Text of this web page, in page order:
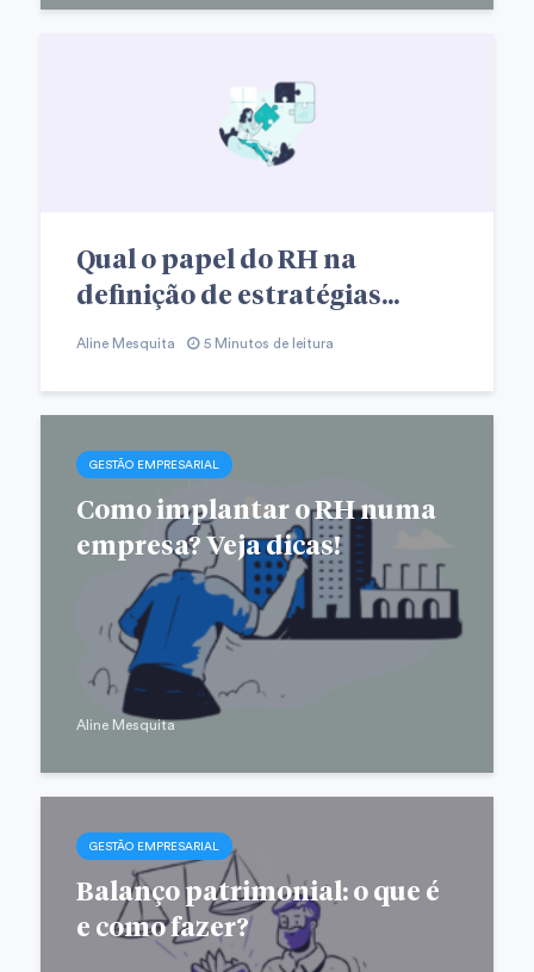
Qual o papel do RH na
definição de estratégias...
Aline Mesquita 5 Minutos de leitura
GESTÃO EMPRESARIAL
Como implantar o RH numa
empresa? Veja dicas!
Aline Mesquita
GESTÃO EMPRESARIAL
Balanço patrimonial: o que é
e como fazer?